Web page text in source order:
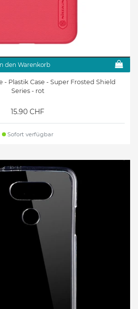
den Warenkorb
- Plastik Case - Super Frosted Shield
Series - rot
15.90 CHF
Sofort verfügbar